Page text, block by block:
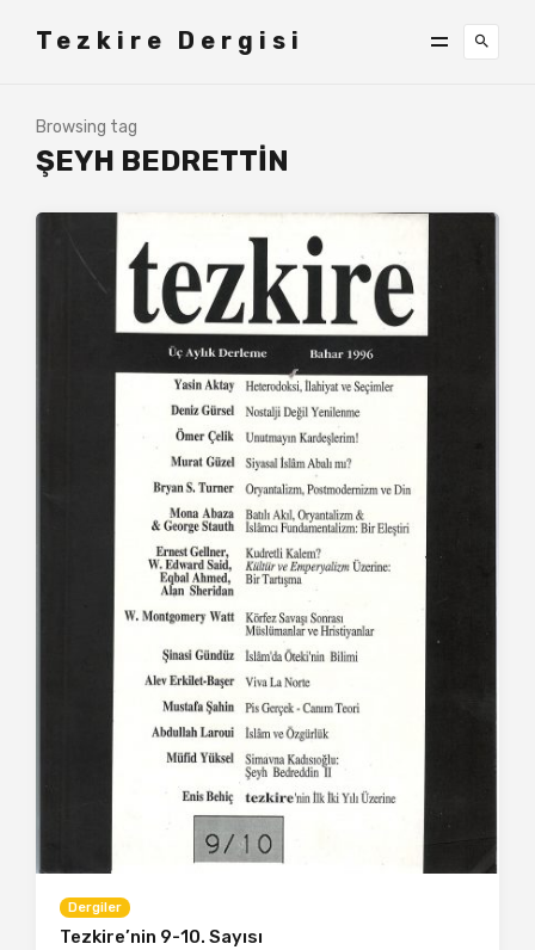
Tezkire Dergisi
Browsing tag
ŞEYH BEDRETTIN
Dergiler
Tezkire’nin 9-10. Sayısı